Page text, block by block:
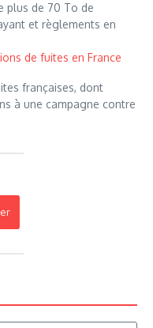
plus de 70 To de
et règlements en
de fuites en France
françaises, dont
à une campagne contre